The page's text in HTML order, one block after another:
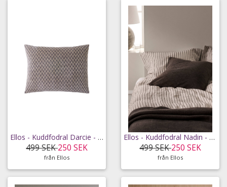
Ellos - Kuddfodral Darcie - Flerfärgad - 60X80
499 SEK250 SEK
från Ellos
Ellos - Kuddfodral Nadin - Brun - 60X60
499 SEK250 SEK
från Ellos